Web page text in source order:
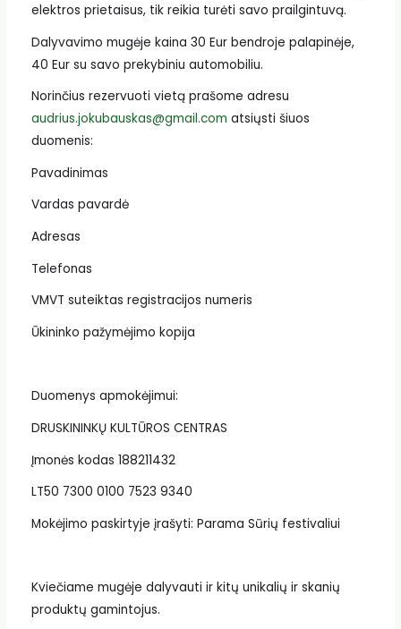
elektros prietaisus, tik reikia turėti savo prailgintuvą.
Dalyvavimo mugėje kaina 30 Eur bendroje palapinėje,
40 Eur su savo prekybiniu automobiliu.
Norinčius rezervuoti vietą prašome adresu
audrius.jokubauskas@gmail.com atsiųsti šiuos
duomenis:
Pavadinimas
Vardas pavardė
Adresas
Telefonas
VMVT suteiktas registracijos numeris
Ūkininko pažymėjimo kopija
Duomenys apmokėjimui:
DRUSKININKŲ KULTŪROS CENTRAS
Įmonės kodas 188211432
LT50 7300 0100 7523 9340
Mokėjimo paskirtyje įrašyti: Parama Sūrių festivaliui
Kviečiame mugėje dalyvauti ir kitų unikalių ir skanių
produktų gamintojus.